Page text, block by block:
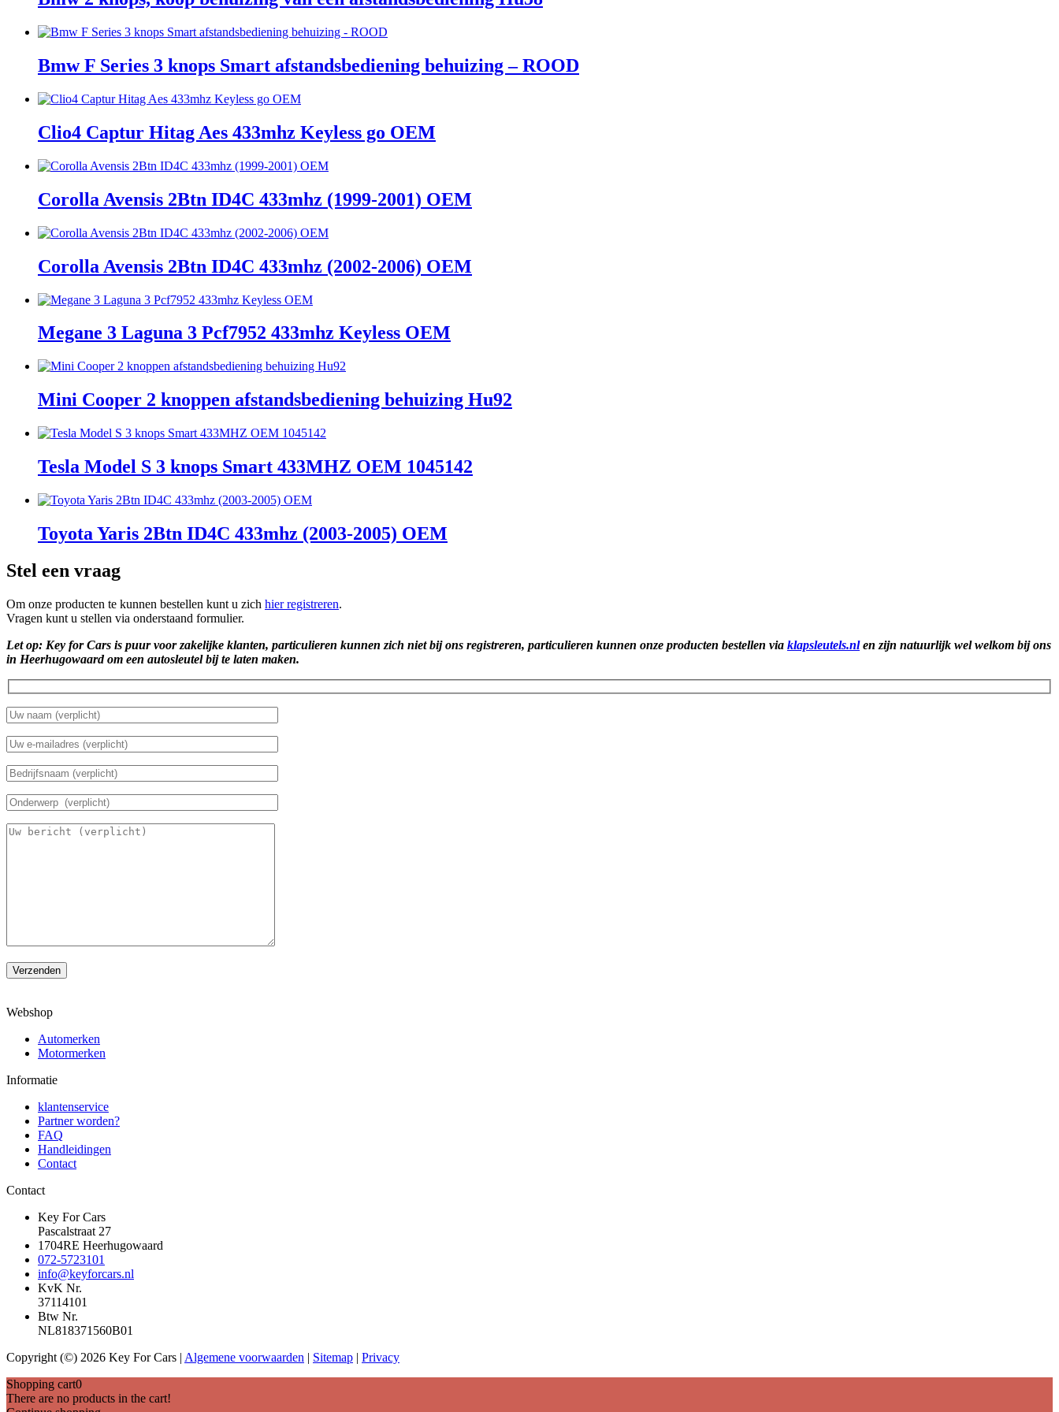
Bmw F Series 3 knops Smart afstandsbediening behuizing – ROOD
Clio4 Captur Hitag Aes 433mhz Keyless go OEM
Corolla Avensis 2Btn ID4C 433mhz (1999-2001) OEM
Corolla Avensis 2Btn ID4C 433mhz (2002-2006) OEM
Megane 3 Laguna 3 Pcf7952 433mhz Keyless OEM
Mini Cooper 2 knoppen afstandsbediening behuizing Hu92
Tesla Model S 3 knops Smart 433MHZ OEM 1045142
Toyota Yaris 2Btn ID4C 433mhz (2003-2005) OEM
Stel een vraag
Om onze producten te kunnen bestellen kunt u zich hier registreren.
Vragen kunt u stellen via onderstaand formulier.
Let op: Key for Cars is puur voor zakelijke klanten, particulieren kunnen zich niet bij ons registreren, particulieren kunnen onze producten bestellen via klapsleutels.nlen zijn natuurlijk wel welkom bij ons
in Heerhugowaard om een autosleutel bij te laten maken.
Verzenden
Webshop
Automerken
Motormerken
Informatie
klantenservice
Partner worden?
FAQ
Handleidingen
Contact
Contact
Key For Cars
Pascalstraat 27
1704RE Heerhugowaard
072-5723101
info@keyforcars.nl
KvK Nr.
37114101
Btw Nr.
NL818371560B01
Copyright (©) 2026 Key For Cars | Algemene voorwaarden | Sitemap | Privacy
Shopping cart0
There are no products in the cart!